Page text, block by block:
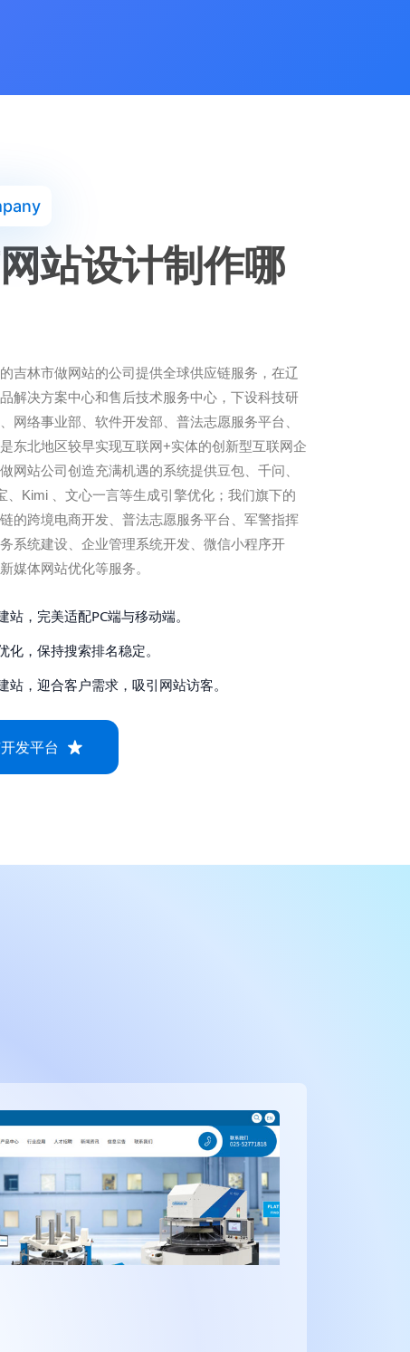
站设计制作哪
吉林市做网站的公司提供全球供应链服务，在辽
解决方案中心和售后技术服务中心，下设科技研
网络事业部、软件开发部、普法志愿服务平台、
东北地区较早实现互联网+实体的创新型互联网企
网站公司创造充满机遇的系统提供豆包、千问、
、Kimi 、文心一言等生成引擎优化；我们旗下的
的跨境电商开发、普法志愿服务平台、军警指挥
系统建设、企业管理系统开发、微信小程序开
媒体网站优化等服务。
站，完美适配PC端与移动端。
化，保持搜索排名稳定。
站，迎合客户需求，吸引网站访客。
发平台